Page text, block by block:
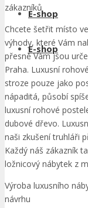
E-shop
E-shop
zákazníků
Chcete šetřit místo
výhody, které Vám
přesně Vám jsou
Praha. Luxusní
stroze pouze jako
nápaditá, působí
luxusní rohové
dubové dřevo.
naši zkušení truhláři
Každý náš zákazník
ložnicový nábytek z
Výroba luxusního
návrhu